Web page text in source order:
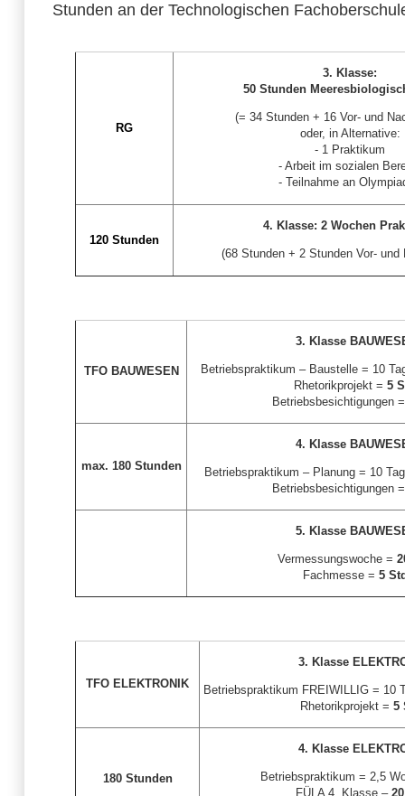
Stunden an der Technologischen
RG
3. Klasse:
50 Stunden
(= 34 Stunden + 16 Vor- und
oder, in Alternative:
- 1 Praktikum
- Arbeit im sozialen
- Teilnahme an
120 Stunden
4. Klasse: 2 Wochen
(68 Stunden + 2 Stunden Vor- und
TFO BAUWESEN
3. Klasse
Betriebspraktikum – Baustelle = 10
Rhetorikprojekt = 5
Betriebsbesichtigungen
max. 180 Stunden
4. Klasse
Betriebspraktikum – Planung = 10
Betriebsbesichtigungen
5. Klasse
Vermessungswoche =
Fachmesse = 5
TFO ELEKTRONIK
3. Klasse
Betriebspraktikum FREIWILLIG = 10
Rhetorikprojekt = 5
180 Stunden
4. Klasse
Betriebspraktikum = 2,5
FÜLA 4. Klasse –